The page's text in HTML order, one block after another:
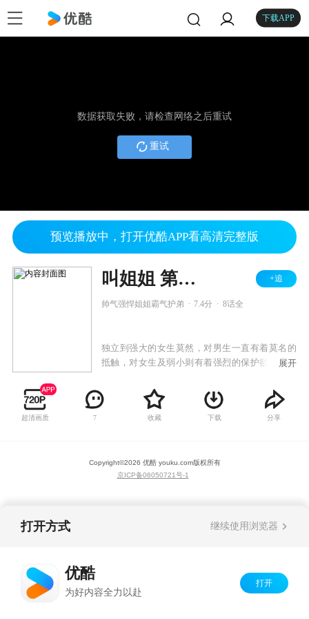
下载APP
数据获取失败，请检查网络之后重试
重试
预览播放中，打开优酷APP看高清完整版
叫姐姐 第一季 +追
帅气强悍姐姐霸气护弟 7.4分 8话全
独立到强大的女生莫然，对男生一直有着莫名的
抵触，对女生及弱小则有着强烈的保护欲。但在
玩伴、初上高一的弟弟“疯毛”……
展开
超清画质 7 收藏 下载 分享
Copyright©2026 优酷 youku.com版权所有
京ICP备06050721号-1
打开方式 继续使用浏览器
优酷
为好内容全力以赴
打开